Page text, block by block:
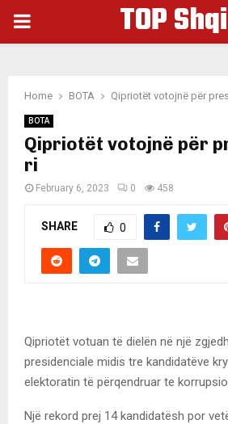
PRIMARY
TOP
Home BOTA Qipriotët votojnë për
BOTA
Qipriotët votojnë për
ri
February 6, 2023 0 458
SHARE 0
Qipriotët votuan të dielën në një
presidenciale midis tre kandidatëve
elektoratin të përqendruar te
Një rekord prej 14 kandidatësh por